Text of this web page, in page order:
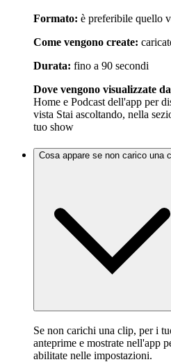
Formato: è preferibile quello
Come vengono create:
Durata: fino a 90 secondi
Dove vengono visualizzate
Home e Podcast dell'app per
vista Stai ascoltando, nella
tuo show
Cosa appare se non carico una
Se non carichi una clip, per i
anteprime e mostrate nell'app
abilitate nelle impostazioni.